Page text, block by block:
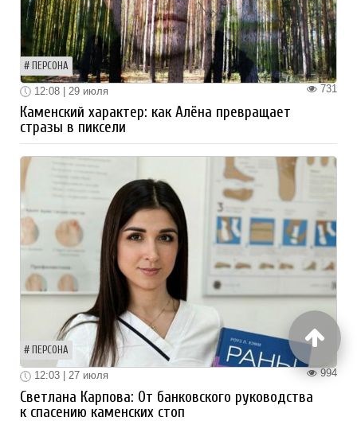
ПЕРСОНА
731
12:08 | 29 июля
Каменский характер: как Алёна превращает
стразы в пиксели
ПЕРСОНА
994
12:03 | 27 июля
Светлана Карпова: От банковского руководства
к спасению каменских стоп